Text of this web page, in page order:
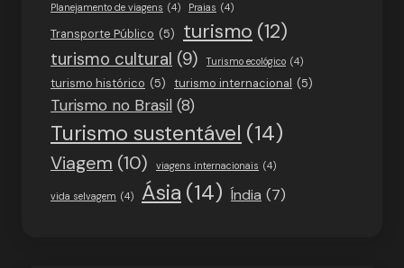
Planejamento de viagens (4) Praias (4)
Transporte Público (5) turismo (12)
turismo cultural (9) Turismo ecológico (4)
turismo histórico (5) turismo internacional (5)
Turismo no Brasil (8)
Turismo sustentável (14)
Viagem (10) viagens internacionais (4)
vida selvagem (4) Ásia (14) Índia (7)